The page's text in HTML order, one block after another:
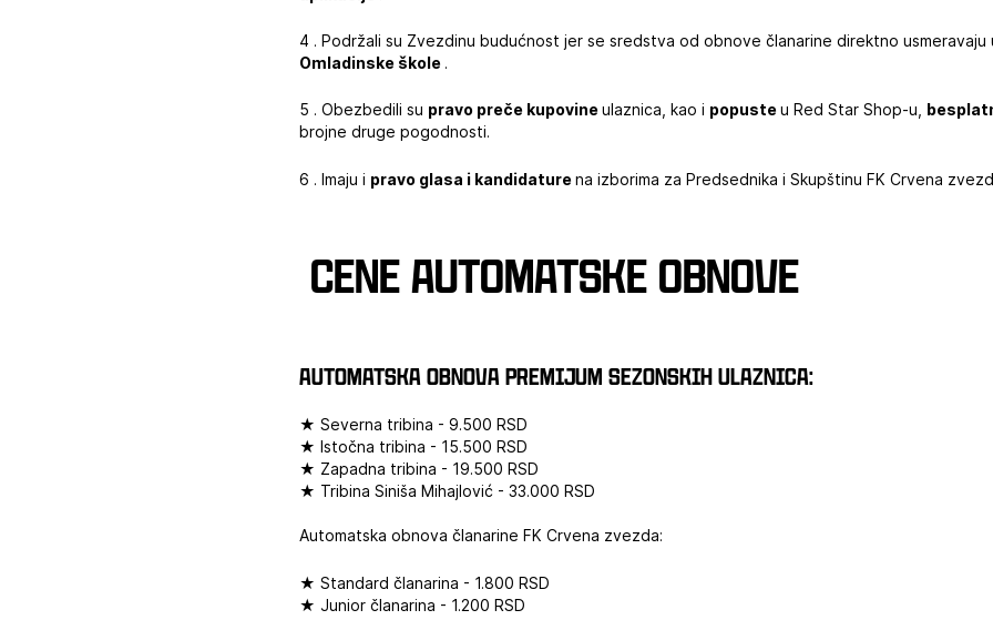
4 . Podržali su Zvezdinu budućnost jer se sredstva od obnove članarine direktno
Omladinske škole .
5 . Obezbedili su pravo preče kupovineulaznica, kao i popusteu Red Star Shop-u,
brojne druge pogodnosti.
6 . Imaju i pravo glasa i kandidaturena izborima za Predsednika i Skupštinu FK Crvena
Cene automatske obnove
Automatska obnova Premijum sezonskih ulaznica:
★ Severna tribina - 9.500 RSD
★ Istočna tribina - 15.500 RSD
★ Zapadna tribina - 19.500 RSD
★ Tribina Siniša Mihajlović - 33.000 RSD
Automatska obnova članarine FK Crvena zvezda:
★ Standard članarina - 1.800 RSD
★ Junior članarina - 1.200 RSD